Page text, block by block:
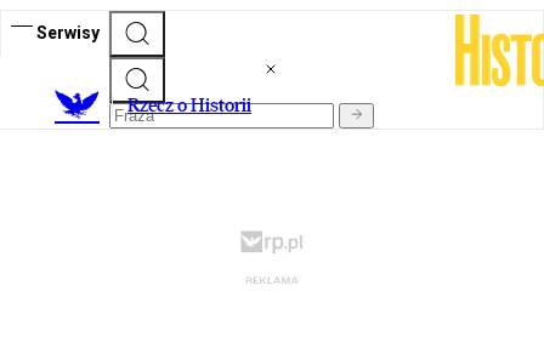
Serwisy
Rzecz o Historii